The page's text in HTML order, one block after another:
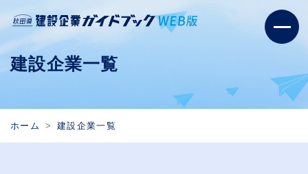
建設企業一覧
ホーム 建設企業一覧